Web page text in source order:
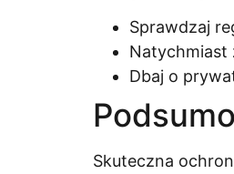
Sprawdzaj
Natychmiast
Dbaj o
Skuteczna